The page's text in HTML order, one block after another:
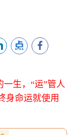
一生，“运”管人
身命运就使用